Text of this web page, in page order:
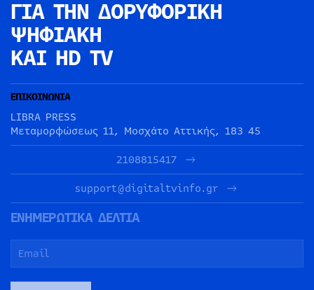
ΓΙΑ ΤΗΝ ΔΟΡΥΦΟΡΙΚΗ
ΨΗΦΙΑΚΗ
ΚΑΙ HD TV
ΕΠΙΚΟΙΝΩΝΙΑ
LIBRA PRESS
Μεταμορφώσεως 11, Μοσχάτο Αττικής, 183 45
2108815417
support@digitaltvinfo.gr
ΕΝΗΜΕΡΩΤΙΚΑ ΔΕΛΤΙΑ